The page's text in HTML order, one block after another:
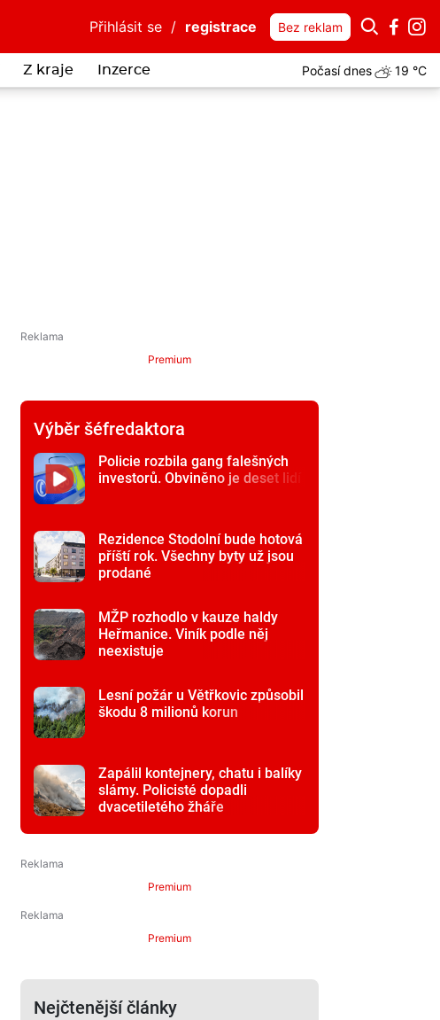
Přihlásit se / registrace Bez reklam
Z kraje Inzerce Počasí dnes 19 °C
Premium
Výběr šéfredaktora
Policie rozbila gang falešných
investorů. Obviněno je deset lidí
Rezidence Stodolní bude hotová
příští rok. Všechny byty už jsou
prodané
MŽP rozhodlo v kauze haldy
Heřmanice. Viník podle něj
neexistuje
Lesní požár u Větřkovic způsobil
škodu 8 milionů korun
Zapálil kontejnery, chatu i balíky
slámy. Policisté dopadli
dvacetiletého žháře
Premium
Premium
Nejčtenější články